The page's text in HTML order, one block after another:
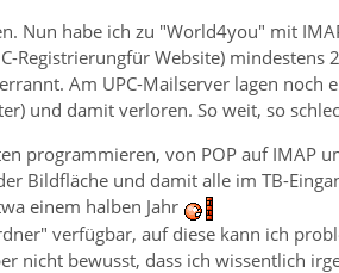
Nun habe ich zu "World4you" mit
Registrierungfür Website) mindestens
Am UPC-Mailserver lagen noch
und damit verloren. So weit, so
programmieren, von POP auf IMAP
Bildfläche und damit alle im TB-
einem halben Jahr
verfügbar, auf diese kann ich
nicht bewusst, dass ich wissentlich